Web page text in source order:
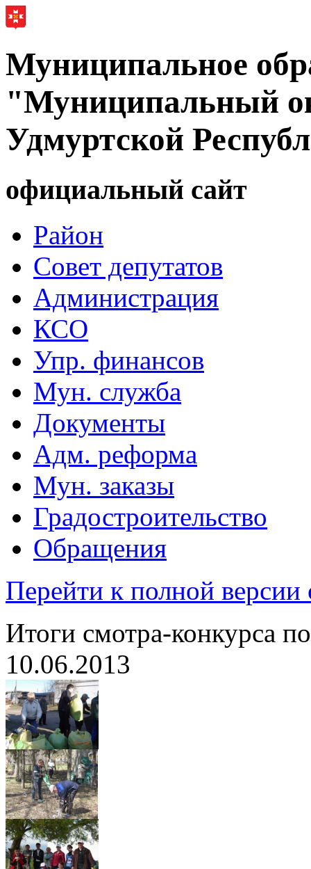
Муниципальное
"Муниципальный
Удмуртской
официальный сайт
Район
Совет депутатов
Администрация
КСО
Упр. финансов
Мун. служба
Документы
Адм. реформа
Мун. заказы
Градостроительство
Обращения
Перейти к полной версии
Итоги смотра-конкурса
10.06.2013